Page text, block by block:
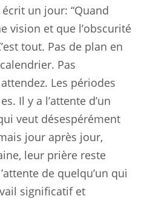
un jour: “Quand
vision et que l’obscurité
tout. Pas de plan en
Pas
Les périodes
Il y a l’attente d’un
veut désespérément
jour après jour,
leur prière reste
de quelqu’un qui
significatif et